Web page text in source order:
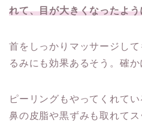
れて、目が大きくなったよ
首をしっかりマッサージし
るみにも効果あるそう。確か
ピーリングもやってくれて
鼻の皮脂や黒ずみも取れてス